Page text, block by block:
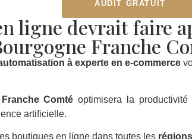
AUDIT GRATUIT
ligne devrait faire
Franche
à experte en e-commerce
Comté optimisera la
artificielle.
boutiques en ligne dans toutes les